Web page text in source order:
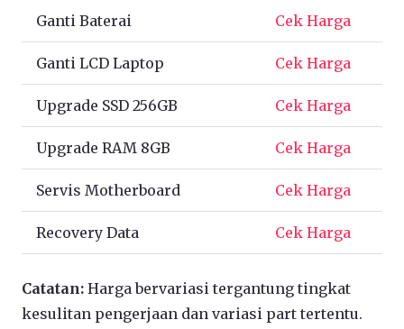
Ganti Baterai Cek Harga
Ganti LCD Laptop Cek Harga
Upgrade SSD 256GB Cek Harga
Upgrade RAM 8GB Cek Harga
Servis Motherboard Cek Harga
Recovery Data Cek Harga
Catatan: Harga bervariasi tergantung tingkat
kesulitan pengerjaan dan variasi part tertentu.